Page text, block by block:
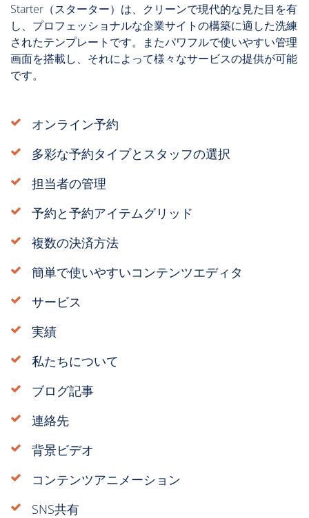
Starter（スターター）は、クリーンで現代的な見た目を有
し、プロフェッショナルな企業サイトの構築に適した洗練
されたテンプレートです。またパワフルで使いやすい管理
画面を搭載し、それによって様々なサービスの提供が可能
です。
オンライン予約
多彩な予約タイプとスタッフの選択
担当者の管理
予約と予約アイテムグリッド
複数の決済方法
簡単で使いやすいコンテンツエディタ
サービス
実績
私たちについて
ブログ記事
連絡先
背景ビデオ
コンテンツアニメーション
SNS共有